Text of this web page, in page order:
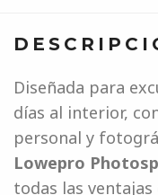
Diseñada para
días al interior,
personal y
Lowepro
todas las